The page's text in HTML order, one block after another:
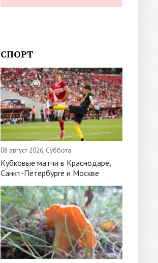
СПОРТ
08 август 2026, Суббота
Кубковые матчи в Краснодаре,
Санкт-Петербурге и Москве